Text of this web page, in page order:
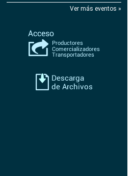
Ver más eventos »